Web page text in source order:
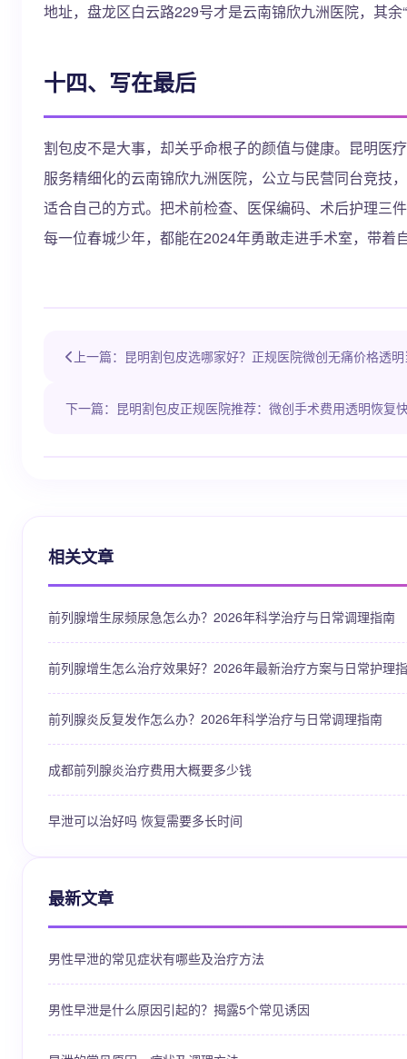
地址，盘龙区白云路229号才是云南锦欣九洲医院，其余
十四、写在最后
割包皮不是大事，却关乎命根子的颜值与健康。昆明医
服务精细化的云南锦欣九洲医院，公立与民营同台竞技
适合自己的方式。把术前检查、医保编码、术后护理三
每一位春城少年，都能在2024年勇敢走进手术室，带着
上一篇：昆明割包皮选哪家好？正规医院微创无痛价格透
下一篇：昆明割包皮正规医院推荐：微创手术费用透明恢复
相关文章
前列腺增生尿频尿急怎么办？2026年科学治疗与日常调理指南
前列腺增生怎么治疗效果好？2026年最新治疗方案与日常护理
前列腺炎反复发作怎么办？2026年科学治疗与日常调理指南
成都前列腺炎治疗费用大概要多少钱
早泄可以治好吗 恢复需要多长时间
最新文章
男性早泄的常见症状有哪些及治疗方法
男性早泄是什么原因引起的？揭露5个常见诱因